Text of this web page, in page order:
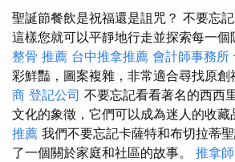
聖誕節餐飲是祝福還是詛咒？ 不要忘
這樣您就可以平靜地行走並探索每一個
整骨 推薦 台中推拿推薦 會計師事務所
彩鮮豔，圖案複雜，非常適合尋找原創
商 登記公司 不要忘記看看著名的西西
文化的象徵，它們可以成為迷人的收藏
推薦 我們不要忘記卡薩特和布切拉蒂
了一個關於家庭和社區的故事。 推拿師